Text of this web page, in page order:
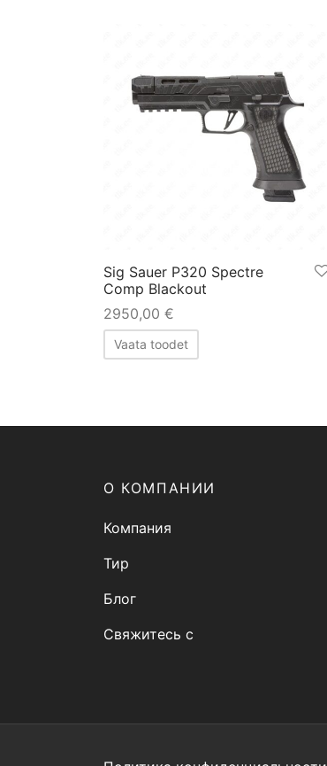
Sig Sauer P320 Spectre
Comp Blackout
2950,00 €
Vaata toodet
О КОМПАНИИ
Компания
Тир
Блог
Свяжитесь с